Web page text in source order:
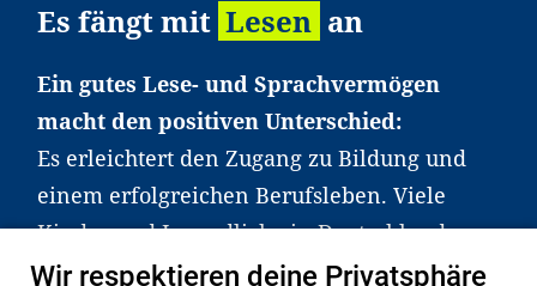
Es fängt mit Lesen an
Ein gutes Lese- und Sprachvermögen
macht den positiven Unterschied:
Es erleichtert den Zugang zu Bildung und
einem erfolgreichen Berufsleben. Viele
Kinder und Jugendliche in Deutschland
haben aber große Schwierigkeiten dabei.
Wir respektieren deine Privatsphäre